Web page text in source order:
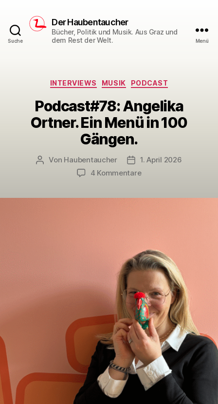
Suche
Der Haubentaucher
Bücher, Politik und Musik. Aus Graz und
dem Rest der Welt.
Menü
Kategorien
INTERVIEWS MUSIK PODCAST
Podcast#78: Angelika
Ortner. Ein Menü in 100
Gängen.
Beitragsautor
Von Haubentaucher Veröffentlichungsdatum
1. April 2026
4 Kommentarezu
Ortner.
Gängen.